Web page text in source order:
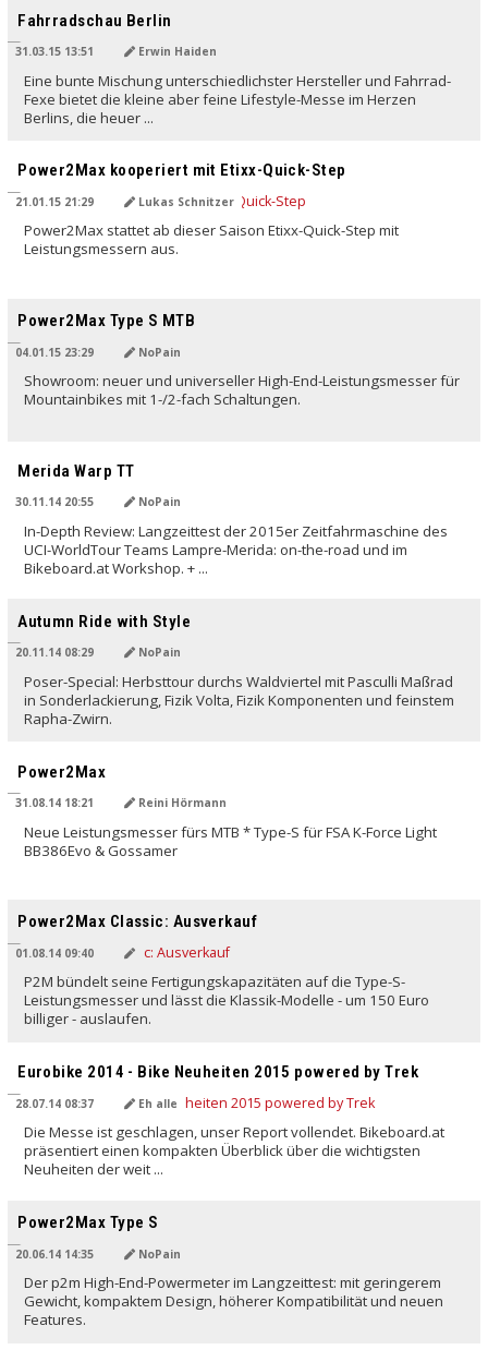
Fahrradschau Berlin
31.03.15 13:51 Erwin Haiden
Eine bunte Mischung unterschiedlichster Hersteller und Fahrrad-
Fexe bietet die kleine aber feine Lifestyle-Messe im Herzen
Berlins, die heuer ...
Power2Max kooperiert mit Etixx-Quick-Step
21.01.15 21:29 Lukas Schnitzer
Power2Max stattet ab dieser Saison Etixx-Quick-Step mit
Leistungsmessern aus.
Power2Max Type S MTB
04.01.15 23:29 NoPain
Showroom: neuer und universeller High-End-Leistungsmesser für
Mountainbikes mit 1-/2-fach Schaltungen.
Merida Warp TT
30.11.14 20:55 NoPain
In-Depth Review: Langzeittest der 2015er Zeitfahrmaschine des
UCI-WorldTour Teams Lampre-Merida: on-the-road und im
Bikeboard.at Workshop. + ...
Autumn Ride with Style
20.11.14 08:29 NoPain
Poser-Special: Herbsttour durchs Waldviertel mit Pasculli Maßrad
in Sonderlackierung, Fizik Volta, Fizik Komponenten und feinstem
Rapha-Zwirn.
Power2Max
31.08.14 18:21 Reini Hörmann
Neue Leistungsmesser fürs MTB * Type-S für FSA K-Force Light
BB386Evo & Gossamer
Power2Max Classic: Ausverkauf
01.08.14 09:40
P2M bündelt seine Fertigungskapazitäten auf die Type-S-
Leistungsmesser und lässt die Klassik-Modelle - um 150 Euro
billiger - auslaufen.
Eurobike 2014 - Bike Neuheiten 2015 powered by Trek
28.07.14 08:37 Eh alle
Die Messe ist geschlagen, unser Report vollendet. Bikeboard.at
präsentiert einen kompakten Überblick über die wichtigsten
Neuheiten der weit ...
Power2Max Type S
20.06.14 14:35 NoPain
Der p2m High-End-Powermeter im Langzeittest: mit geringerem
Gewicht, kompaktem Design, höherer Kompatibilität und neuen
Features.